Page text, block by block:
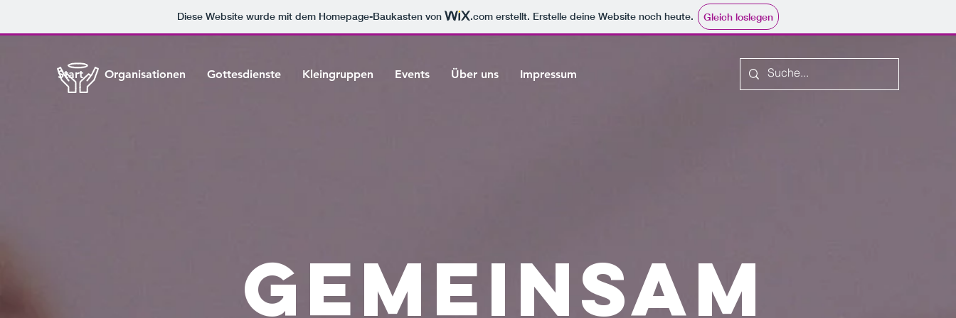
Diese Website wurde mit dem Homepage-Baukasten von .com erstellt. Erstelle deine Website noch heute. Gleich loslegen
Start Organisationen Gottesdienste Kleingruppen Events Über uns Impressum
Gemeinsam